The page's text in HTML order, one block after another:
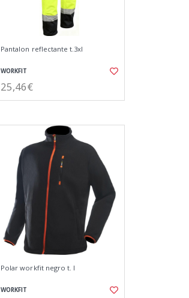
Pantalon reflectante t.3xl
WORKFIT
25,46€
Polar workfit negro t. l
WORKFIT